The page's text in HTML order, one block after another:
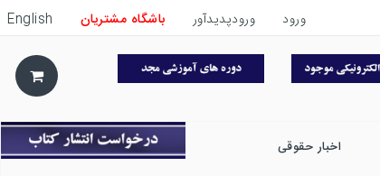
ورود ورودپدیدآور باشگاه مشتریان English
اخبار حقوقی